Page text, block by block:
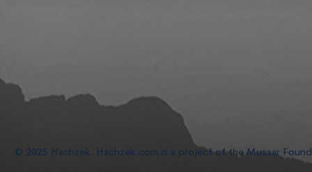
© 2025 Hachzek. Hachzek.com is a project of the Mussar